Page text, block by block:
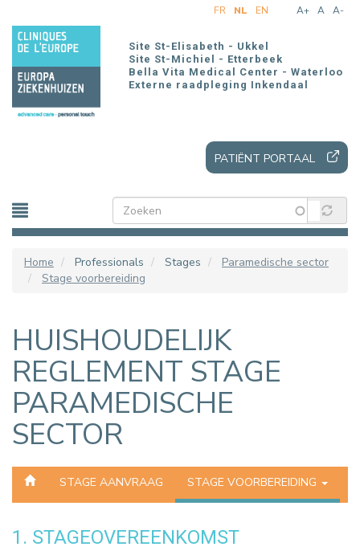
en
naar
inhoud
gaan
A+ A A-
FR NL EN
Site St-Elisabeth - Ukkel
Site St-Michiel - Etterbeek
Bella Vita Medical Center - Waterloo
Externe raadpleging Inkendaal
PATIËNT PORTAAL
Home Professionals Stages
Paramedische sector
Stage voorbereiding
HUISHOUDELIJK
REGLEMENT STAGE
PARAMEDISCHE
SECTOR
STAGE AANVRAAG STAGE VOORBEREIDING
1. STAGEOVEREENKOMST